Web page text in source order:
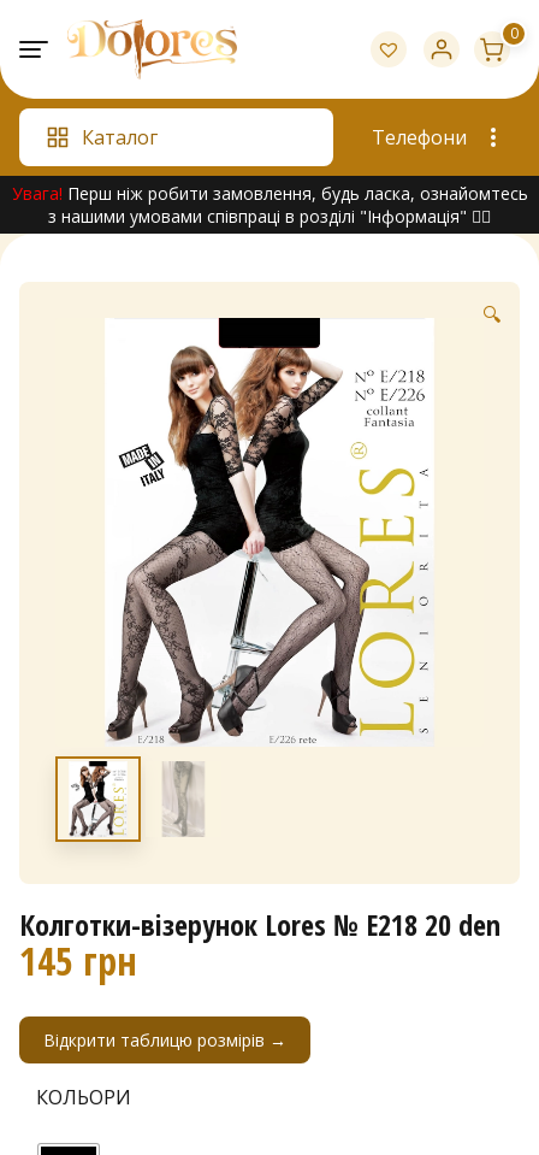
content
0
Каталог Телефони
Увага! Перш ніж робити замовлення, будь ласка, ознайомтесь
з нашими умовами співпраці в розділі "Інформація" 👇🏻
🔍
Колготки-візерунок Lores № Е218 20 den
145 грн
Відкрити таблицю розмірів →
КОЛЬОРИ